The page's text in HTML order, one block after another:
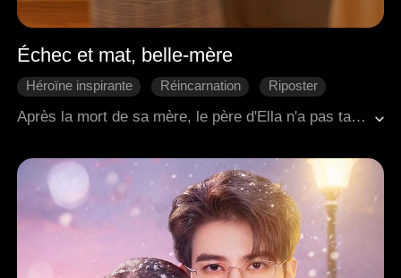
Échec et mat, belle-mère
Héroïne inspirante Réincarnation
Riposter
Vengeance
Les rancunes familiales
Romance moderne
Après la mort de sa mère, le père d'Ella n'a pas tardé à inviter sa maîtresse et ses deux enfants à s'installer dans leur maison. Ella fut anéantie par eux, abandonnée de tous, privée de tout, et finit par connaître une fin tragique. Réincarnée dans une nouvelle vie, Ella a enduré humiliation et épreuves pendant 5 longues années, élaborant soigneusement sa stratégie tout en luttant avec ruse contre sa belle-mère et ses demi-frères et demi-sœurs. Non seulement elle a réussi à assouvir sa vengeance, mais au cours de ce processus, elle a également rencontré Luke, l'homme qui l'avait sauvée autrefois. Ils se sont admirés et compris, et à la fin, ils ont trouvé le bonheur ensemble.